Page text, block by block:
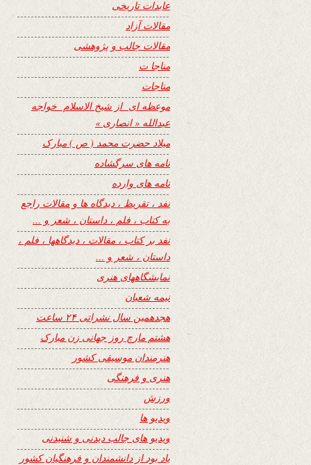
عابدات تاریخی
مقالات آزاد
مقالات جالب و پژوهشی
مناجا ت
مناجات
موعظه ای از شیخ الاسلام خواجه
عبدالله « انصاری »
میلاد حضرت محمد ( ص ) مبارک
نامه های سرگشاده
نامه های وارده
نفد ، تقریظ ، دیدگاه ها و مقالات راجع
به کتاب ، فلم ، داستان ، شعر و …
نفد بر کتاب ، مقالات ، دیدگاهها ، فلم ،
داستان ، شعر و …
نمایشگاههای هنری
نیمه شعبان
هجدهمین سال نشراتی ۲۴ ساعت
هشتم مارچ روز جهانی زن مبارک
هنرمندان موسیقی کشور
هنری و فرهنگی
ورزش
ویدیو ها
ویدیو های جالب دیدنی و شنیدنی
یاد بود از دانشمندان و فرهنگیان کشور